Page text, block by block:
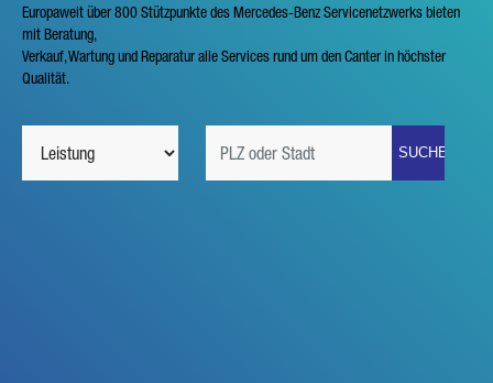
Europaweit über 800 Stützpunkte des Mercedes-Benz Servicenetzwerks bieten
mit Beratung,
Verkauf, Wartung und Reparatur alle Services rund um den Canter in höchster
Qualität.